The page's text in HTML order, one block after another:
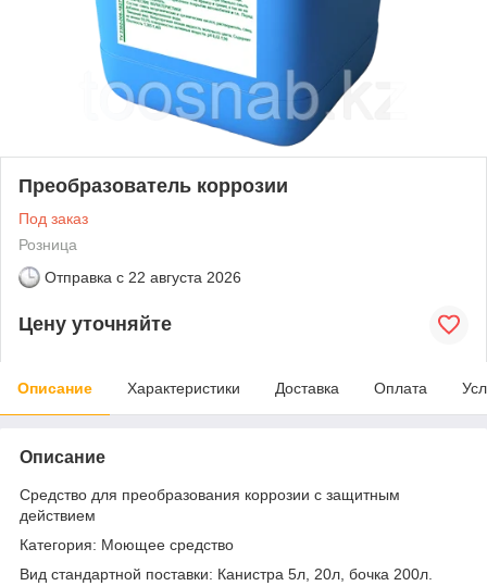
Преобразователь коррозии
Под заказ
Розница
Отправка с 22 августа 2026
Цену уточняйте
Описание Характеристики Доставка Оплата
Описание
Средство для преобразования коррозии с защитным
действием
Категория: Моющее средство
Вид стандартной поставки: Канистра 5л, 20л, бочка 200л.